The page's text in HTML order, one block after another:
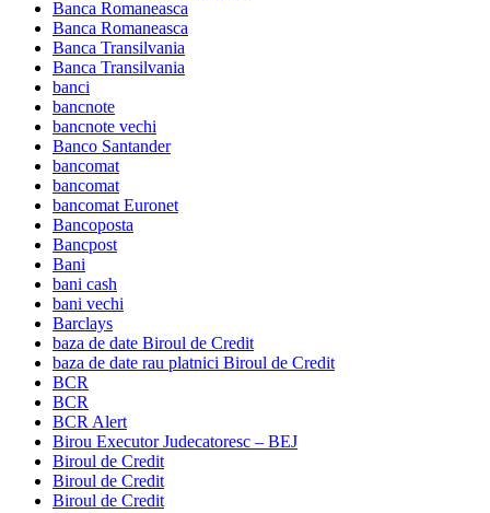
Banca Romaneasca
Banca Romaneasca
Banca Transilvania
Banca Transilvania
banci
bancnote
bancnote vechi
Banco Santander
bancomat
bancomat
bancomat Euronet
Bancoposta
Bancpost
Bani
bani cash
bani vechi
Barclays
baza de date Biroul de Credit
baza de date rau platnici Biroul de Credit
BCR
BCR
BCR Alert
Birou Executor Judecatoresc – BEJ
Biroul de Credit
Biroul de Credit
Biroul de Credit